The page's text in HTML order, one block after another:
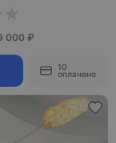
000 ₽
10
оплачено